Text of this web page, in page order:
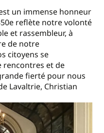
un immense honneur
reflète notre volonté
et rassembleur, à
de notre
citoyens se
rencontres et de
fierté pour nous
Lavaltrie, Christian